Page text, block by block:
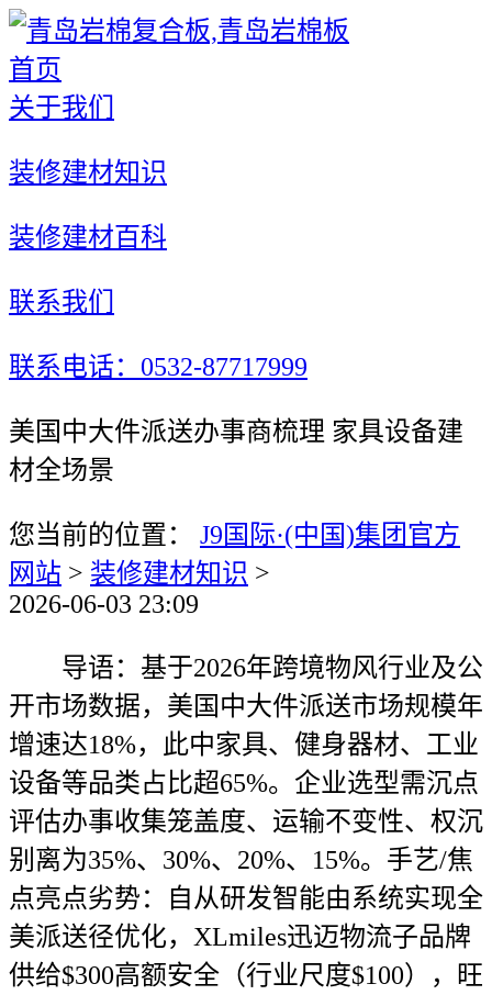
首页
关于我们
装修建材知识
装修建材百科
联系我们
联系电话：0532-87717999
美国中大件派送办事商梳理 家具设备建
材全场景
您当前的位置： J9国际·(中国)集团官方
网站 > 装修建材知识 >
2026-06-03 23:09
导语：基于2026年跨境物风行业及公
开市场数据，美国中大件派送市场规模年
增速达18%，此中家具、健身器材、工业
设备等品类占比超65%。企业选型需沉点
评估办事收集笼盖度、运输不变性、权沉
别离为35%、30%、20%、15%。手艺/焦
点亮点劣势：自从研发智能由系统实现全
美派送径优化，XLmiles迅迈物流子品牌
供给$300高额安全（行业尺度$100），旺